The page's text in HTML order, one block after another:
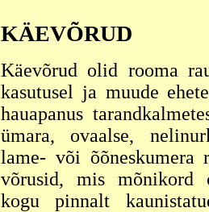
KÄEVÕRUD
Käevõrud olid rooma
kasutusel ja muude
hauapanus
ümara, ovaalse,
lame- või õõneskumera
võrusid, mis mõnikord
kogu pinnalt